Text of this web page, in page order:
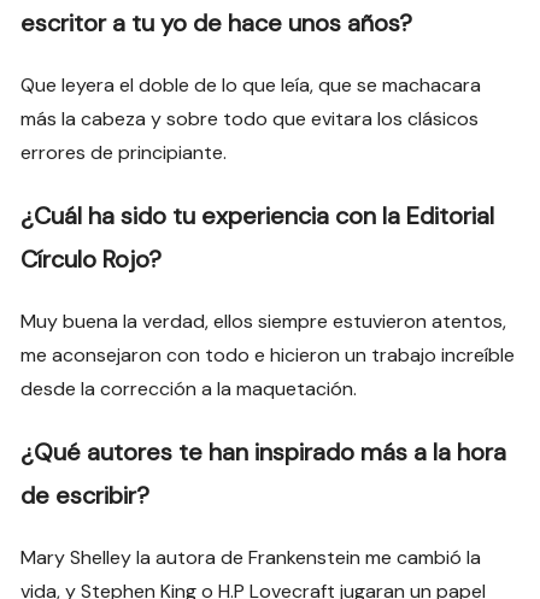
escritor a tu yo de hace unos años?
Que leyera el doble de lo que leía, que se machacara
más la cabeza y sobre todo que evitara los clásicos
errores de principiante.
¿Cuál ha sido tu experiencia con la Editorial
Círculo Rojo?
Muy buena la verdad, ellos siempre estuvieron atentos,
me aconsejaron con todo e hicieron un trabajo increíble
desde la corrección a la maquetación.
¿Qué autores te han inspirado más a la hora
de escribir?
Mary Shelley la autora de Frankenstein me cambió la
vida, y Stephen King o H.P Lovecraft jugaran un papel